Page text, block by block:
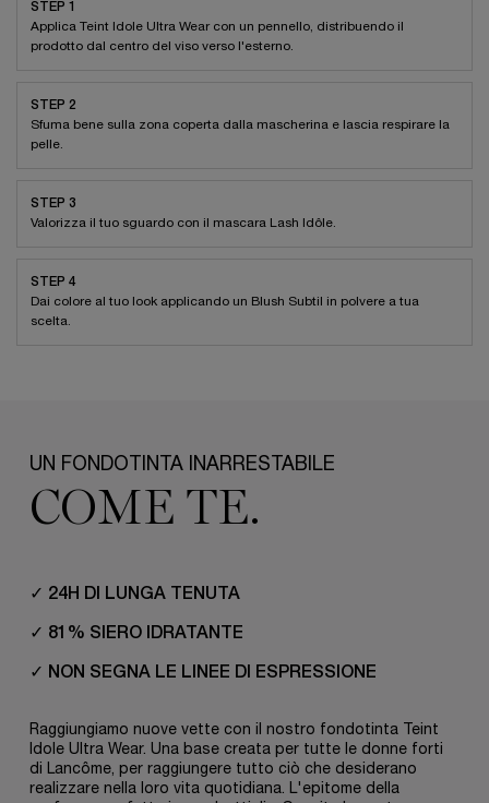
STEP 1
Applica Teint Idole Ultra Wear con un pennello, distribuendo il
prodotto dal centro del viso verso l'esterno.
STEP 2
Sfuma bene sulla zona coperta dalla mascherina e lascia respirare la
pelle.
STEP 3
Valorizza il tuo sguardo con il mascara Lash Idôle.
STEP 4
Dai colore al tuo look applicando un Blush Subtil in polvere a tua
scelta.
UN FONDOTINTA INARRESTABILE
COME TE.
✓ 24H DI LUNGA TENUTA
✓ 81% SIERO IDRATANTE
✓ NON SEGNA LE LINEE DI ESPRESSIONE
Raggiungiamo nuove vette con il nostro fondotinta Teint
Idole Ultra Wear. Una base creata per tutte le donne forti
di Lancôme, per raggiungere tutto ciò che desiderano
realizzare nella loro vita quotidiana. L'epitome della